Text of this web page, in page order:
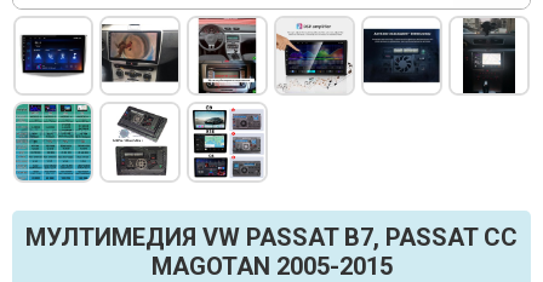
МУЛТИМЕДИЯ VW PASSAT B7, PASSAT CC
MAGOTAN 2005-2015